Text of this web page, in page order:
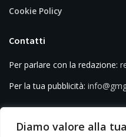
Diamo valore alla
Cookie Policy
Contatti
Per parlare con la redazione:
Per la tua pubblicità: